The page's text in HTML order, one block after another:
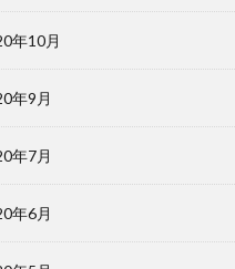
年10月
年9月
年7月
年6月